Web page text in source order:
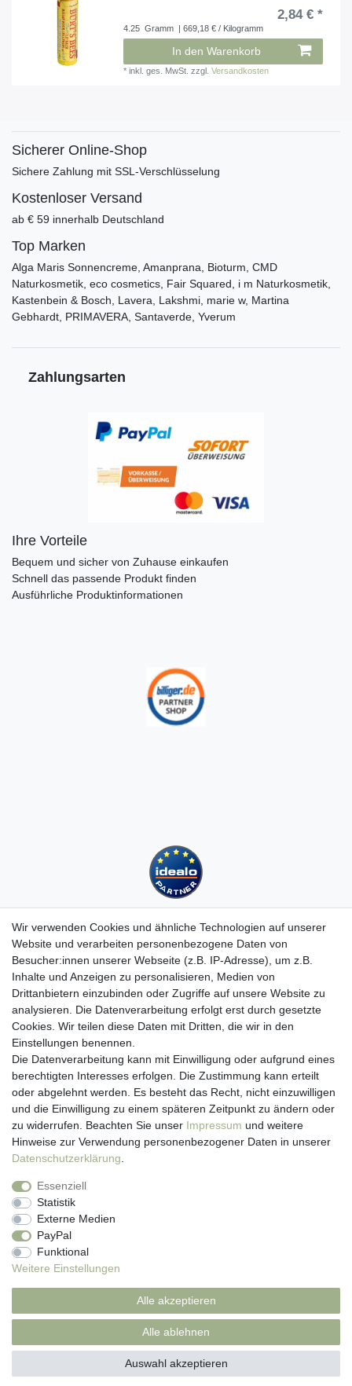
2,84 € *
4.25 Gramm | 669,18 € / Kilogramm
In den Warenkorb
*inkl. ges. MwSt. zzgl.Versandkosten
Sicherer Online-Shop
Sichere Zahlung mit SSL-Verschlüsselung
Kostenloser Versand
ab € 59 innerhalb Deutschland
Top Marken
Alga Maris Sonnencreme, Amanprana, Bioturm, CMD
Naturkosmetik, eco cosmetics, Fair Squared, i m Naturkosmetik,
Kastenbein & Bosch, Lavera, Lakshmi, marie w, Martina
Gebhardt, PRIMAVERA, Santaverde, Yverum
Zahlungsarten
Ihre Vorteile
Bequem und sicher von Zuhause einkaufen
Schnell das passende Produkt finden
Ausführliche Produktinformationen
Kundenservice
Hotline: 07452 - 847 162 0
Kontakt
Anmelden
Registrieren
Newsletter
Versand & Lieferung
Zahlungsarten
viasalutis
Mehr zu viasalutis
Beratungscenter Haut
News
Beliebte Produkte (Top 20)
Wir verwenden Cookies und ähnliche Technologien auf unserer
Website und verarbeiten personenbezogene Daten von
Besucher:innen unserer Webseite (z.B. IP-Adresse), um z.B.
Inhalte und Anzeigen zu personalisieren, Medien von
Drittanbietern einzubinden oder Zugriffe auf unsere Website zu
analysieren. Die Datenverarbeitung erfolgt erst durch gesetzte
Cookies. Wir teilen diese Daten mit Dritten, die wir in den
Einstellungen benennen.
Die Datenverarbeitung kann mit Einwilligung oder aufgrund eines
berechtigten Interesses erfolgen. Die Zustimmung kann erteilt
oder abgelehnt werden. Es besteht das Recht, nicht einzuwilligen
und die Einwilligung zu einem späteren Zeitpunkt zu ändern oder
zu widerrufen. Beachten Sie unser Impressum und weitere
Hinweise zur Verwendung personenbezogener Daten in unserer
Daten­schutz­erklärung
Essenziell
Statistik
Externe Medien
PayPal
Funktional
Weitere Einstellungen
Alle akzeptieren
Alle ablehnen
Auswahl akzeptieren
Impressum
Widerrufs­recht Kontakt